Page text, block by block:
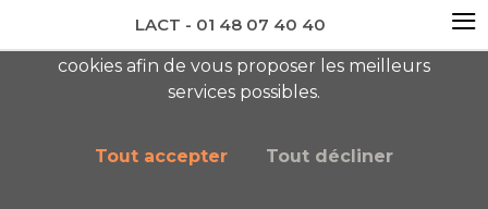
newsletter AC
cookies afin de vous proposer les meilleurs
services possibles.
Tout accepter Tout décliner
LACT - 01 48 07 40 40 ≡